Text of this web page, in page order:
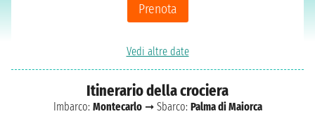
Prenota
Vedi altre date
Itinerario della crociera
Imbarco: Montecarlo➞ Sbarco: Palma di Maiorca